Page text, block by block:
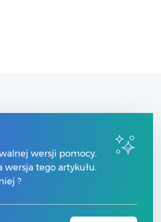
wersji pomocy.
tego artykułu.
?